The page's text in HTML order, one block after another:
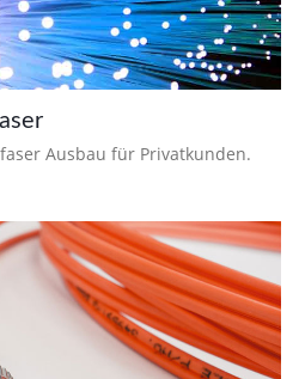
Ausbau für Privatkunden.